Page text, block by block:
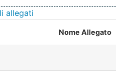
allegati
Nome Allegato